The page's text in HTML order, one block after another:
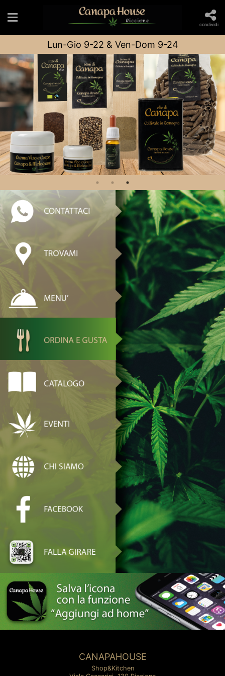
condividi
Home
CONTATTACI
TROVAMI
<---- Menu --->
ORDINA E GUSTA
CATALOGO
EVENTI
CHI SIAMO
FACEBOOK
FALLA GIRARE
Lun-Gio 9-22 & Ven-Dom 9-24
CANAPAHOUSE
Shop&Kitchen